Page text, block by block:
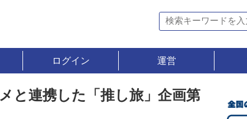
ログイン 運営
と連携した「推し旅」企画第